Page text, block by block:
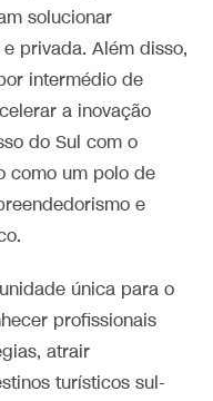
solucionar
privada. Além disso,
intermédio de
a inovação
do Sul com o
como um polo de
e
única para o
profissionais
atrair
turísticos sul-